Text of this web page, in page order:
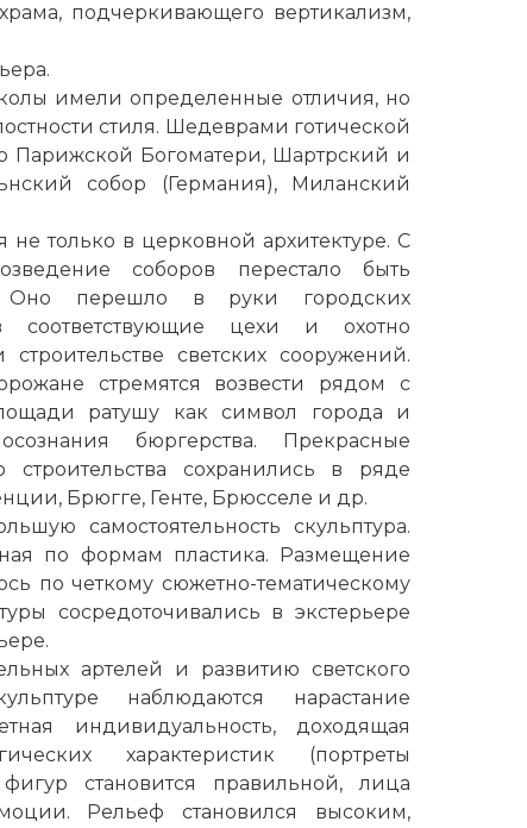
подчеркивающего вертикализм,
имели определенные отличия, но
стиля. Шедеврами готической
Парижской Богоматери, Шартрский и
собор (Германия), Миланский
только в церковной архитектуре. С
соборов перестало быть
Оно перешло в руки городских
соответствующие цехи и охотно
светских сооружений.
стремятся возвести рядом с
ратушу как символ города и
бюргерства. Прекрасные
строительства сохранились в ряде
Брюгге, Генте, Брюсселе и др.
самостоятельность скульптура.
по формам пластика. Размещение
по четкому сюжетно-тематическому
сосредоточивались в экстерьере
артелей и развитию светского
наблюдаются нарастание
индивидуальность, доходящая
характеристик (портреты
становится правильной, лица
Рельеф становился высоким,